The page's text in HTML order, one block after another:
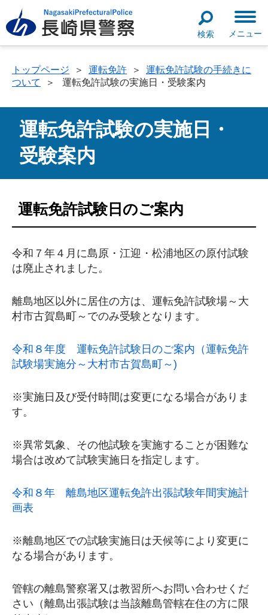
検索 メニュー
トップページ ＞ 運転免許 ＞
運転免許試験の手続きに
ついて
＞ 運転免許試験の実施日・受験案内
運転免許試験の実施日・
受験案内
運転免許試験日のご案内
令和７年４月に島原・江迎・松浦地区の原付試験
は廃止されました。
離島地区以外に居住の方は、運転免許試験場～大
村市古賀島町～でのみ受験となります。
令和８年度 運転免許試験日のご案内（運転免許
試験場実施分～大村市古賀島町～)
※実施日及び受付時間は変更になる場合がありま
す。
※異常気象、その他試験を実施することが困難な
場合は改めて試験実施日を指定します。
令和８年 離島地区運転免許出張試験年間実施計
画表
※離島地区での試験実施日は天候等により変更に
なる場合があります。
管轄の離島警察署又は教習所へお問い合わせくだ
さい（離島出張試験は当該離島管轄在住の方に限